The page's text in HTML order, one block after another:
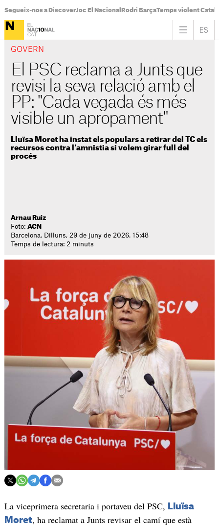
Segueix-nos a DiscoverJoc El Nacional Rodri BarçaTemps violent
GOVERN
El PSC reclama a Junts que
revisi la seva relació amb el
PP: "Cada vegada és més
visible un apropament"
Lluïsa Moret ha instat els populars a retirar del TC els
recursos contra l'amnistia si volem girar full del
procés
Arnau Ruiz
Foto:ACN
Barcelona. Dilluns, 29 de juny de 2026. 15:48
Temps de lectura: 2 minuts
La viceprimera secretaria i portaveu del PSC,
Lluïsa
Moret, ha reclamat a Junts revisar el camí que està